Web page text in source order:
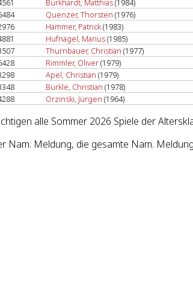
Burkhardt, Matthias(1984)
Quenzer, Thorsten (1976)
Hammer, Patrick(1983)
Hufnagel, Marius(1985)
Thurnbauer, Christian (1977)
Rimmler, Oliver(1979)
Apel, Christian (1979)
Bürkle, Christian (1978)
Orzinski, Jürgen (1964)
alle Sommer 2026 Spiele der
Nam. Meldung, die gesamte Nam.